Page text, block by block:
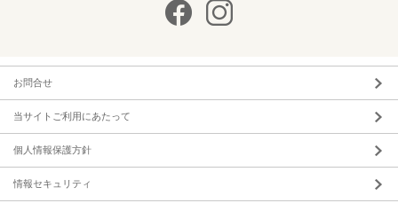
お問合せ
当サイトご利用にあたって
個人情報保護方針
情報セキュリティ